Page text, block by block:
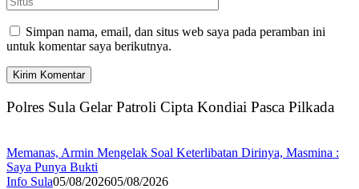
Simpan nama, email, dan situs web saya pada peramban ini
untuk komentar saya berikutnya.
Polres Sula Gelar Patroli Cipta Kondiai Pasca Pilkada
Memanas, Armin Mengelak Soal Keterlibatan Dirinya, Masmina :
Saya Punya Bukti
Info Sula05/08/202605/08/2026